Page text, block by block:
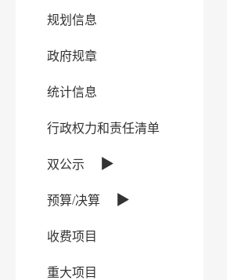
规划信息
政府规章
统计信息
行政权力和责任清单
双公示 ▶
预算/决算 ▶
收费项目
重大项目